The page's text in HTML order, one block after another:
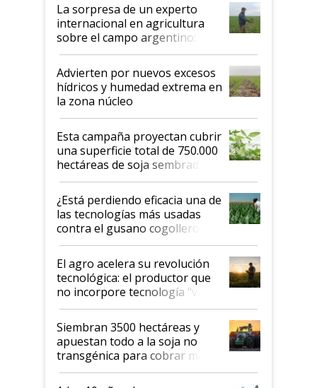
La sorpresa de un experto
internacional en agricultura
sobre el campo argentino:
"Estoy muy impresionado"
Advierten por nuevos excesos
hídricos y humedad extrema en
la zona núcleo
Esta campaña proyectan cubrir
una superficie total de 750.000
hectáreas de soja sembradas
con una nueva generación de
variedades que marcan un
salto tecnológico en genética y
rendimiento
¿Está perdiendo eficacia una de
las tecnologías más usadas
contra el gusano cogollero? El
desafío de una tecnología clave
El agro acelera su revolución
tecnológica: el productor que
no incorpore tecnología "va a
perder el tren"
Siembran 3500 hectáreas y
apuestan todo a la soja no
transgénica para cobrar más
por tonelada: compraron un
semillero